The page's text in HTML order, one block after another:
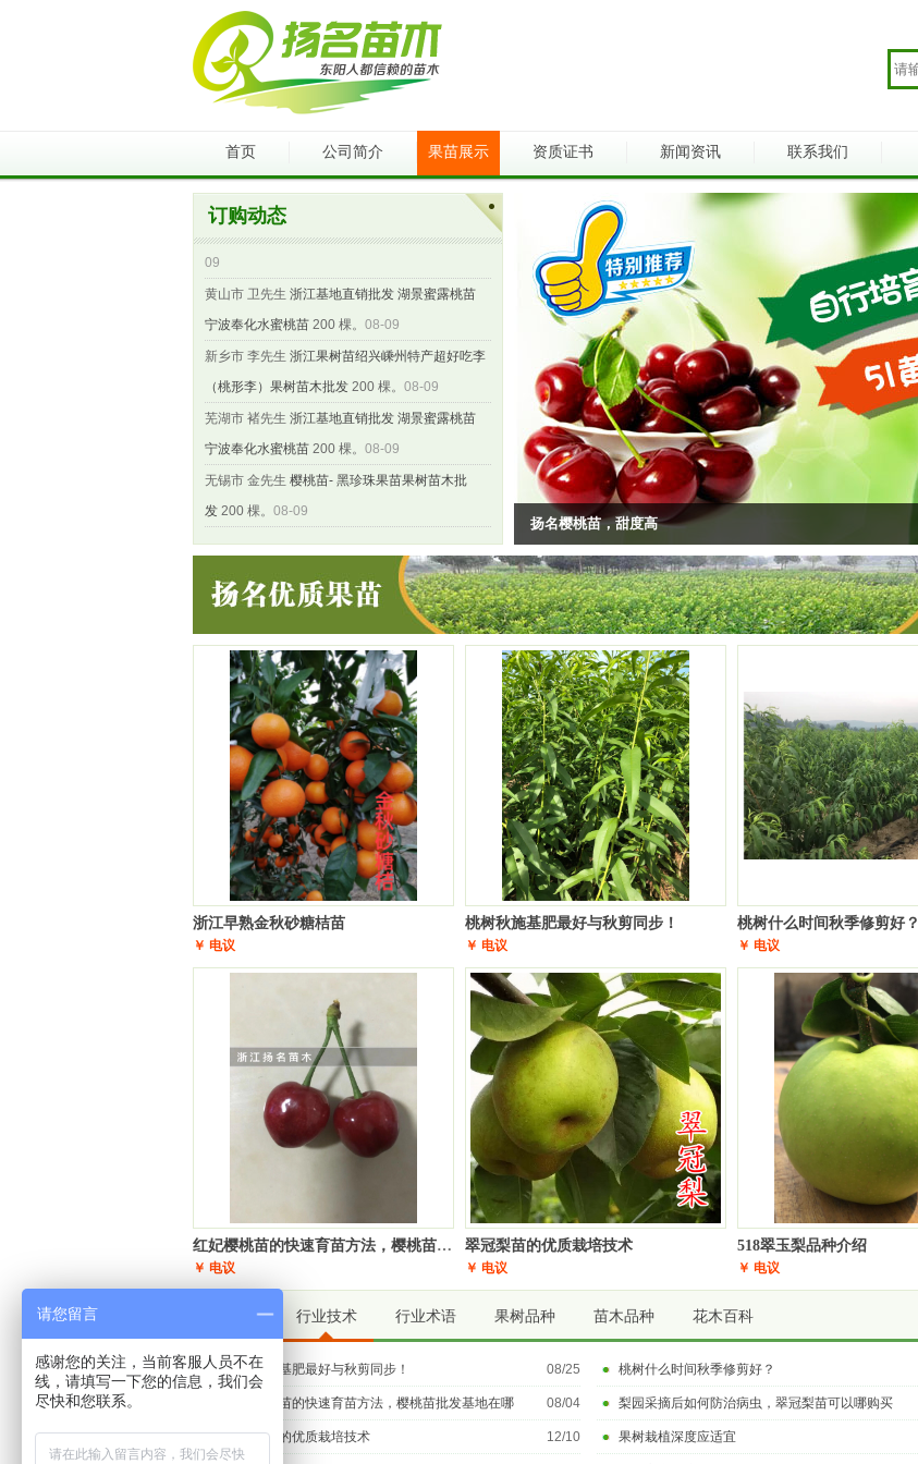
首页 公司简介 果苗展示 资质证书 新闻资讯 联系我们
订购动态
驻马店市 何先生
浙江基地直销批发 大分早生苗
09
黄山市 卫先生 浙江基地直销批发 湖景蜜露桃苗
宁波奉化水蜜桃苗 200 棵。 08-09
新乡市 李先生 浙江果树苗绍兴嵊州特产超好吃李
（桃形李）果树苗木批发 200 棵。 08-09
芜湖市 褚先生 浙江基地直销批发 湖景蜜露桃苗
宁波奉化水蜜桃苗 200 棵。 08-09
无锡市 金先生 樱桃苗- 黑珍珠果苗果树苗木批
发 200 棵。 08-09
金华市 水先生浙江基地直销批发 湖景蜜露桃苗
08-09
舟山市 秦先生浙江 扬名果苗之樱桃果苗-葛家坞
果树苗木批发200 棵。08-09
周口市 凤先生盆栽果树苗金桔苗橘子树苗砂糖桔
桔子苗无籽蜜橘子当年结果苗200 棵。
巢湖市 杨先生浙江高糖度中熟锦绣黄桃苗新品种
果树苗 扬名果苗果树苗木批发 300 棵。
驻马店市 水先生浙江高糖度中熟锦绣黄桃苗新品
种果树苗 扬名果苗果树苗木批发200 棵。
黄山市 赵先生浙江基地直销批发 大分早生苗 大
分一号桔苗 特早熟大分1号橘树苗200 棵。
芜湖市 孙先生浙江【超低价出售】518翠玉果树
苗果树苗木批发
南京市 王先生浙江高糖度中熟锦绣黄桃苗新品种
果树苗 扬名果苗果树苗木批发
浙江基地直销批发 湖景蜜露桃苗
宁波奉化水蜜桃苗200 棵。08-09
阜阳市 马先生金华【超低价出售】82翠冠梨苗果
树苗果树苗木批发
300 棵。08-09
樱桃苗- 黑珍珠果苗果树苗木批
无锡市 窦先生盆栽果树苗金桔苗橘子树苗砂糖桔
桔子苗无籽蜜橘子当年结果苗300 棵。08-09
滁州市 吴先生盆栽果树苗金桔苗橘子树苗砂糖桔
桔子苗无籽蜜橘子当年结果苗
200 棵。08-09
（桃形李）果树苗木批发 200 棵。
安庆市 周先生浙江高糖度中熟锦绣黄桃苗新品种
果树苗 扬名果苗果树苗木批发
扬名樱桃苗，甜度高
浙江早熟金秋砂糖桔苗
￥ 电议
桃树秋施基肥最好与秋剪同步！
￥ 电议
桃树什么时间秋季修剪好？
￥ 电议
红妃樱桃苗的快速育苗方法，樱桃苗批发基地在哪
￥ 电议
翠冠梨苗的优质栽培技术
￥ 电议
518翠玉梨品种介绍
￥ 电议
行业技术 行业术语 果树品种 苗木品种 花木百科
08/25
桃树秋施基肥最好与秋剪同步！ 桃树什么时间秋季修剪好？
08/04
红妃樱桃苗的快速育苗方法，樱桃苗批发基地在哪 梨园采摘后如何防治病虫，翠冠梨苗可以哪购买
12/10
翠冠梨苗的优质栽培技术 果树栽植深度应适宜
请您留言
感谢您的关注，当前客服人员不在
线，请填写一下您的信息，我们会
尽快和您联系。